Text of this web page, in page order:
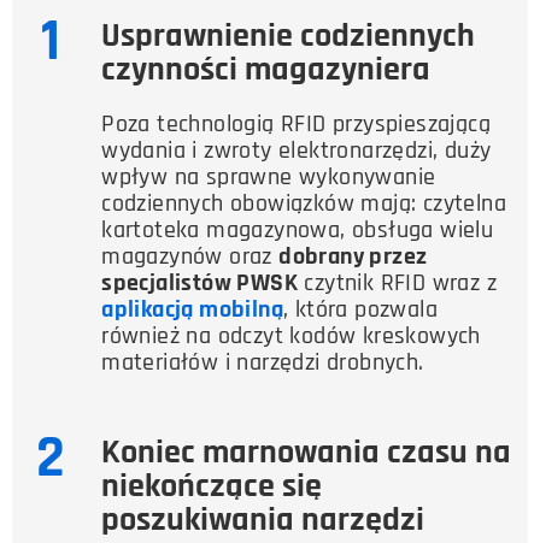
1 Usprawnienie codziennych
czynności magazyniera
Poza technologią RFID przyspieszającą
wydania i zwroty elektronarzędzi, duży
wpływ na sprawne wykonywanie
codziennych obowiązków mają: czytelna
kartoteka magazynowa, obsługa wielu
magazynów oraz dobrany przez
specjalistów PWSK czytnik RFID wraz z
aplikacją mobilną, która pozwala
również na odczyt kodów kreskowych
materiałów i narzędzi drobnych.
2 Koniec marnowania czasu na
niekończące się
poszukiwania narzędzi